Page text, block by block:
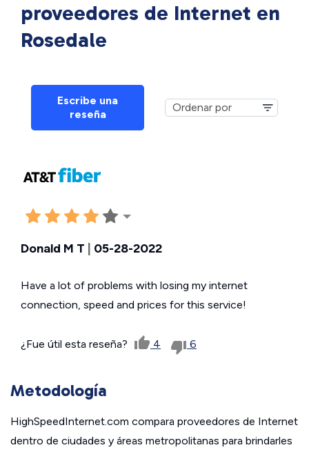
proveedores de Internet en
Rosedale
Escribe una
reseña
Donald M T 05-28-2022
Have a lot of problems with losing my internet
connection, speed and prices for this service!
¿Fue útil esta reseña? 4 6
Metodología
HighSpeedInternet.com compara proveedores de Internet
dentro de ciudades y áreas metropolitanas para brindarles